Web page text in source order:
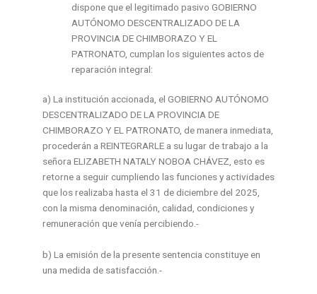
dispone que el legitimado pasivo GOBIERNO
AUTÓNOMO DESCENTRALIZADO DE LA
PROVINCIA DE CHIMBORAZO Y EL
PATRONATO, cumplan los siguientes actos de
reparación integral:
a) La institución accionada, el GOBIERNO AUTÓNOMO
DESCENTRALIZADO DE LA PROVINCIA DE
CHIMBORAZO Y EL PATRONATO, de manera inmediata,
procederán a REINTEGRARLE a su lugar de trabajo a la
señora ELIZABETH NATALY NOBOA CHÁVEZ, esto es
retorne a seguir cumpliendo las funciones y actividades
que los realizaba hasta el 31 de diciembre del 2025,
con la misma denominación, calidad, condiciones y
remuneración que venía percibiendo.-
b) La emisión de la presente sentencia constituye en
una medida de satisfacción.-